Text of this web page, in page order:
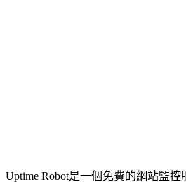
Uptime Robot是一個免費的網站監